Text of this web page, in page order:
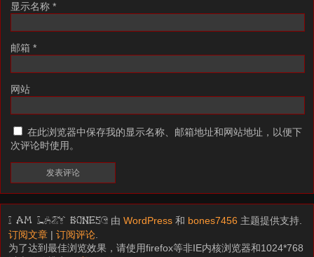
显示名称 *
邮箱 *
网站
在此浏览器中保存我的显示名称、邮箱地址和网站地址，以便下
次评论时使用。
I am LAZY bones? 由WordPress 和 bones7456 主题提供支持.
订阅文章 |订阅评论
为了达到最佳浏览效果，请使用firefox等非IE内核浏览器和1024*768